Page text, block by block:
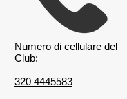
Numero di cellulare del
Club:
320 4445583